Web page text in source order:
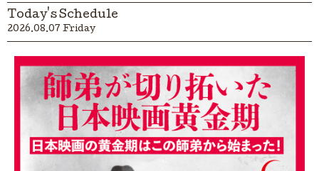
Today's Schedule
2026.08.07 Friday